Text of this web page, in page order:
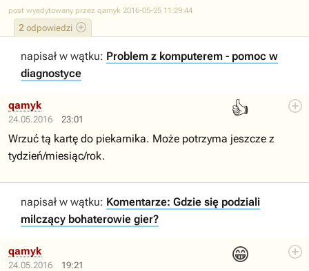
2 odpowiedzi
post wyedytowany przez qamyk 2016-05-25 11:29:44
napisał w wątku: Problem z komputerem - pomoc w
diagnostyce
24.05.2016 23:01
👍
qamyk
Wrzuć tą kartę do piekarnika. Może potrzyma jeszcze z
tydzień/miesiąc/rok.
napisał w wątku: Komentarze: Gdzie się podziali
milczący bohaterowie gier?
24.05.2016 19:21
😁
qamyk